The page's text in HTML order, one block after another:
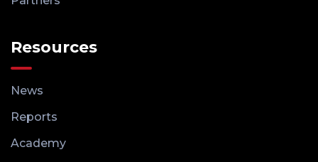
Resources
News
Reports
Academy